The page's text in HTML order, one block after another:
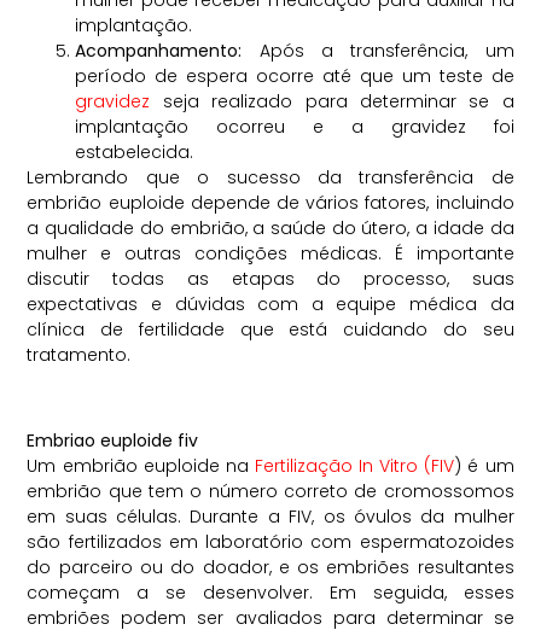
implantação.
Acompanhamento: Após a transferência, um
período de espera ocorre até que um teste de
gravidez
seja realizado para determinar se a
implantação ocorreu e a gravidez foi
estabelecida.
Lembrando que o sucesso da transferência de
embrião euploide depende de vários fatores, incluindo
a qualidade do embrião, a saúde do útero, a idade da
mulher e outras condições médicas. É importante
discutir todas as etapas do processo, suas
expectativas e dúvidas com a equipe médica da
clínica de fertilidade que está cuidando do seu
tratamento.
Embriao euploide fiv
Um embrião euploide na Fertilização In Vitro (FIV) é um
embrião que tem o número correto de cromossomos
em suas células. Durante a FIV, os óvulos da mulher
são fertilizados em laboratório com espermatozoides
do parceiro ou do doador, e os embriões resultantes
começam a se desenvolver. Em seguida, esses
embriões podem ser avaliados para determinar se